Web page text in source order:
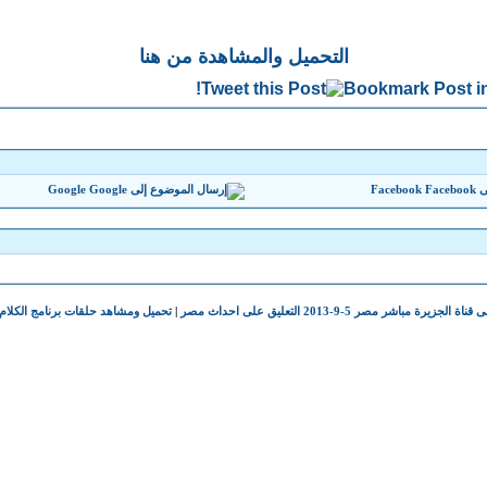
التحميل والمشاهدة من هنا
Facebook
Google
مصر 5-9-2013 التعليق على احداث مصر |تحميل ومشاهد حلقات برنامج الكلام